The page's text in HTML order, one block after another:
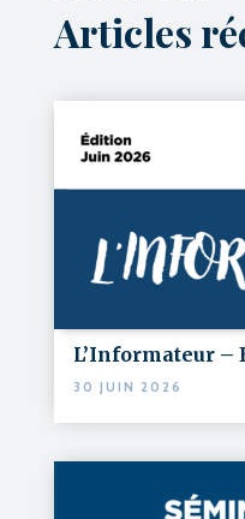
Articles
L’Informateur –
30 JUIN 2026